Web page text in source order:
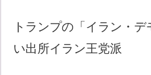
トランプの「イラン・
い出所イラン王党派